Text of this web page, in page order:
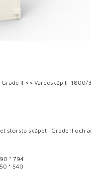
II >> Värdeskåp II-1800/3
största skåpet i Grade II och är
* 794
* 540